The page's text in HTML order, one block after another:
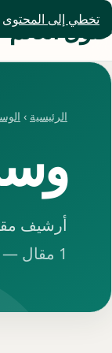
تخطي إلى المحتوى
حلول العالم
الرئيسية ›
أرشيف
1 مقال — الصفحة 1 من 1